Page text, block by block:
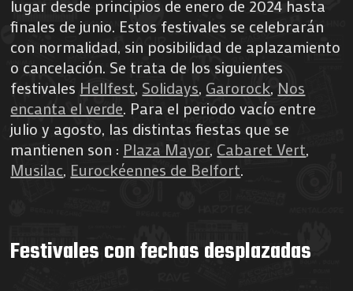
lugar desde principios de enero de 2024 hasta
finales de junio. Estos festivales se celebrarán
con normalidad, sin posibilidad de aplazamiento
o cancelación. Se trata de los siguientes
festivales Hellfest, Solidays, Garorock, Nos
encanta el verde. Para el periodo vacío entre
julio y agosto, las distintas fiestas que se
mantienen son : Plaza Mayor, Cabaret Vert,
Musilac, Eurockéennes de Belfort.
Festivales con fechas desplazadas